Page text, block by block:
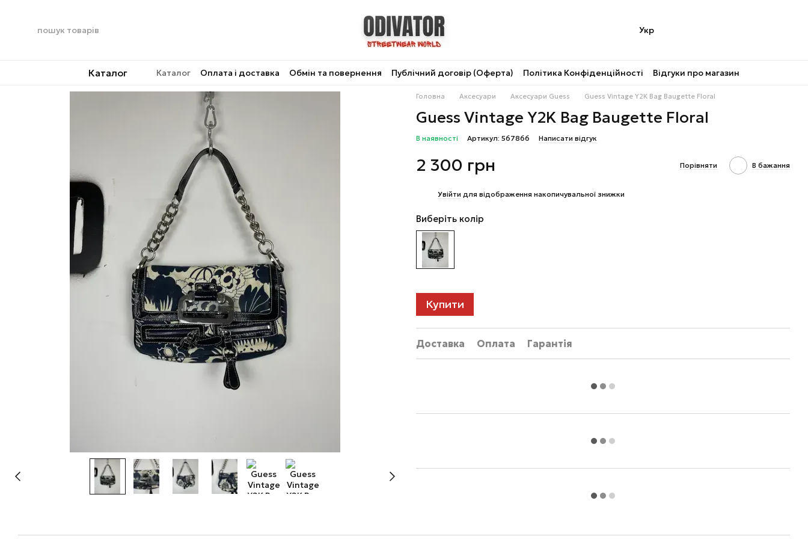
Укр
Каталог Каталог Оплата і доставка Обмін та повернення Публічний договір (Оферта) Політика Конфіденційності Відгуки про магазин
Головна Аксесуари Аксесуари Guess Guess Vintage Y2K Bag Baugette Floral
Guess Vintage Y2K Bag Baugette Floral
В наявності Артикул: 567866 Написати відгук
2 300 грн Порівняти В бажання
Увійти для відображення накопичувальної знижки
Виберіть колір
Купити
Доставка Оплата Гарантія